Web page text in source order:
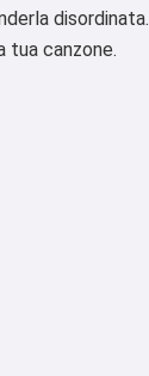
disordinata.
tua canzone.